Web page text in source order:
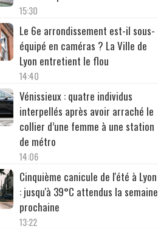
15:30
Le 6e arrondissement est-il sous-
équipé en caméras ? La Ville de
Lyon entretient le flou
14:40
Vénissieux : quatre individus
interpellés après avoir arraché le
collier d’une femme à une station
de métro
14:06
Cinquième canicule de l'été à Lyon
: jusqu'à 39°C attendus la semaine
prochaine
13:22